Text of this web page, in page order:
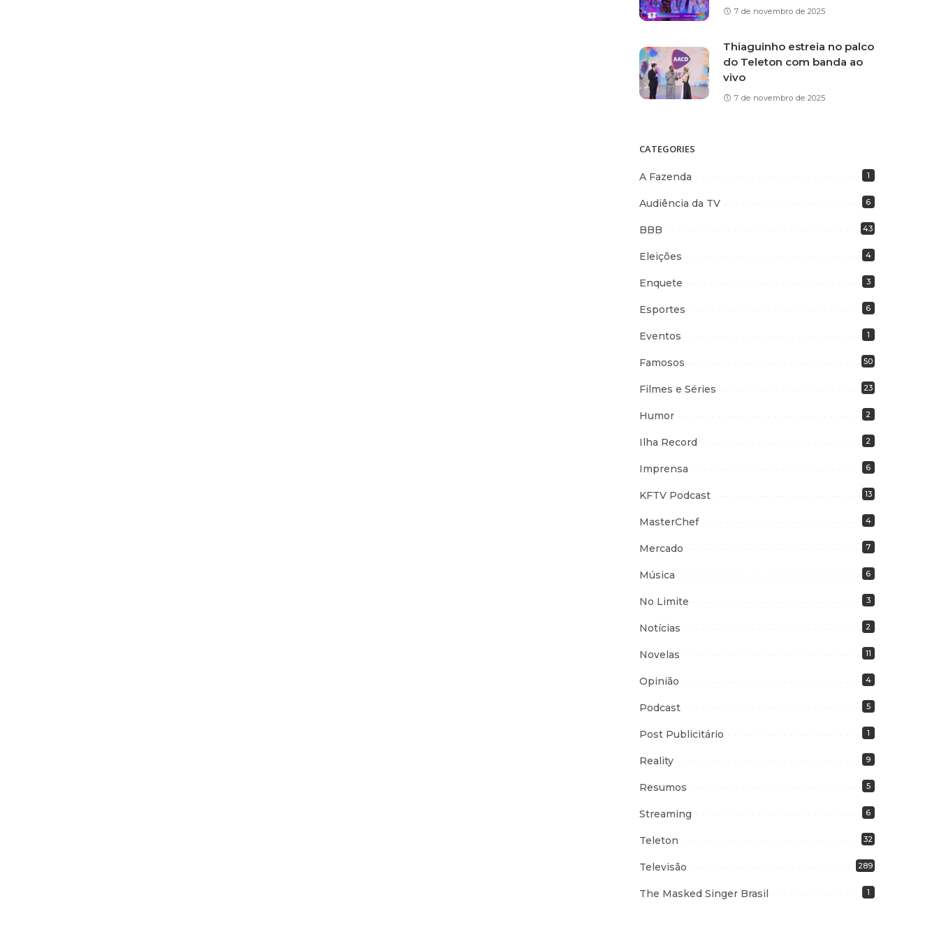
7 de novembro de 2025
Thiaguinho estreia no palco
do Teleton com banda ao
vivo
7 de novembro de 2025
CATEGORIES
A Fazenda 1
Audiência da TV 6
BBB 43
Eleições 4
Enquete 3
Esportes 6
Eventos 1
Famosos 50
Filmes e Séries 23
Humor 2
Ilha Record 2
Imprensa 6
KFTV Podcast 13
MasterChef 4
Mercado 7
Música 6
No Limite 3
Notícias 2
Novelas 11
Opinião 4
Podcast 5
Post Publicitário 1
Reality 9
Resumos 5
Streaming 6
Teleton 32
Televisão 289
The Masked Singer Brasil 1